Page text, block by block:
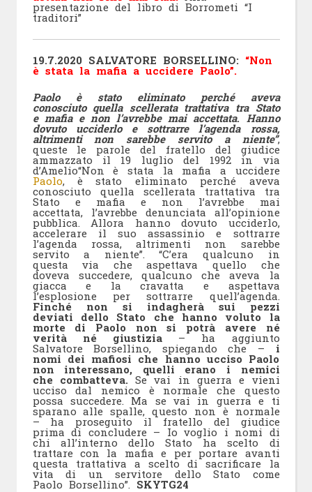
presentazione del libro di Borrometi “I
traditori”
19.7.2020 SALVATORE BORSELLINO: “Non
è stata la mafia a uccidere Paolo”.
Paolo è stato eliminato perché aveva
conosciuto quella scellerata trattativa tra Stato
e mafia e non l’avrebbe mai accettata. Hanno
dovuto ucciderlo e sottrarre l’agenda rossa,
altrimenti non sarebbe servito a niente”,
queste le parole del fratello del giudice
ammazzato il 19 luglio del 1992 in via
d’Amelio“Non è stata la mafia a uccidere
Paolo, è stato eliminato perché aveva
conosciuto quella scellerata trattativa tra
Stato e mafia e non l’avrebbe mai
accettata, l’avrebbe denunciata all’opinione
pubblica. Allora hanno dovuto ucciderlo,
accelerare il suo assassinio e sottrarre
l’agenda rossa, altrimenti non sarebbe
servito a niente”. “C’era qualcuno in
questa via che aspettava quello che
doveva succedere, qualcuno che aveva la
giacca e la cravatta e aspettava
l’esplosione per sottrarre quell’agenda.
Finché non si indagherà sui pezzi
deviati dello Stato che hanno voluto la
morte di Paolo non si potrà avere né
verità né giustizia– ha aggiunto
Salvatore Borsellino, spiegando che – i
nomi dei mafiosi che hanno ucciso Paolo
non interessano, quelli erano i nemici
che combatteva.Se vai in guerra e vieni
ucciso dal nemico è normale che questo
possa succedere. Ma se vai in guerra e ti
sparano alle spalle, questo non è normale
– ha proseguito il fratello del giudice
prima di concludere – Io voglio i nomi di
chi all’interno dello Stato ha scelto di
trattare con la mafia e per portare avanti
questa trattativa a scelto di sacrificare la
vita di un servitore dello Stato come
Paolo Borsellino”. SKYTG24